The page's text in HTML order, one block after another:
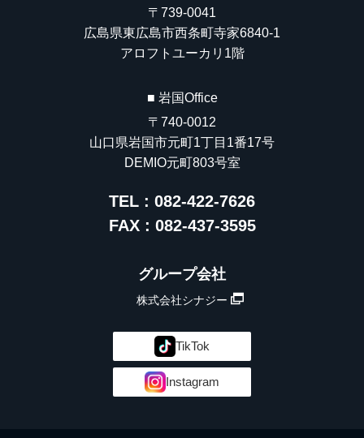
〒739-0041
広島県東広島市西条町寺家6840-1
アロフトユーカリ1階
■ 岩国Office
〒740-0012
山口県岩国市元町1丁目1番17号
DEMIO元町803号室
TEL : 082-422-7626
FAX : 082-437-3595
グループ会社
株式会社シナジー
TikTok
Instagram